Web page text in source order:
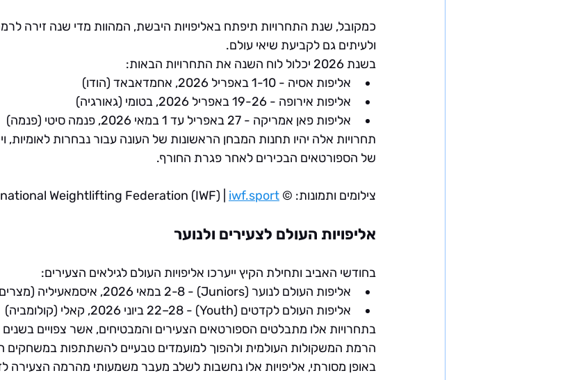
כמקובל, שנת התחרויות תיפתח באליפויות היבשת, המהוות מדי שנה זירה
ולעיתים גם לקביעת שיאי עולם.
בשנת 2026 יכלול לוח השנה את התחרויות הבאות:
אליפות אסיה - 1-10 באפריל 2026, אחמדאבאד (הודו)
אליפות אירופה - 19-26 באפריל 2026, בטומי (גאורגיה)
אליפות פאן אמריקה - 27 באפריל עד 1 במאי 2026, פנמה סיטי (פנמה)
תחרויות אלה יהיו תחנות המבחן הראשונות של העונה עבור נבחרות
של הספורטאים הבכירים לאחר פגרת החורף.
צילומים ותמונות: © International Weightlifting Federation (IWF) |
iwf.sport
אליפויות העולם לצעירים ולנוער
בחודשי האביב ותחילת הקיץ ייערכו אליפויות העולם לגילאים הצעירים:
אליפות העולם לנוער (Juniors)
- 2-8 במאי 2026, איסמאעיליה (מצרים)
אליפות העולם לקדטים (Youth)
- 22–28 ביוני 2026, קאלי (קולומביה)
בתחרויות אלו מתבלטים הספורטאים הצעירים והמבטיחים, אשר צפויים
הרמת המשקולות העולמית ולהפוך למועמדים טבעיים להשתתפות במשחקים
באופן מסורתי, אליפויות אלו נחשבות לשלב מעבר משמעותי מהרמה הצעירה